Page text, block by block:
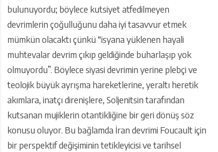
bulunuyordu; böylece kutsiyet atfedilmeyen
devrimlerin çoğulluğunu daha iyi tasavvur etmek
mümkün olacaktı çünkü “isyana yüklenen hayali
muhtevalar devrim çıkıp geldiğinde buharlaşıp yok
olmuyordu”. Böylece siyasi devrimin yerine plebçi ve
teolojik büyük ayrışma hareketlerine, yeraltı heretik
akımlara, inatçı direnişlere, Soljenitsin tarafından
kutsanan mujiklerin otantikliğine bir geri dönüş söz
konusu oluyor. Bu bağlamda İran devrimi Foucault için
bir perspektif değişiminin tetikleyicisi ve tarihsel